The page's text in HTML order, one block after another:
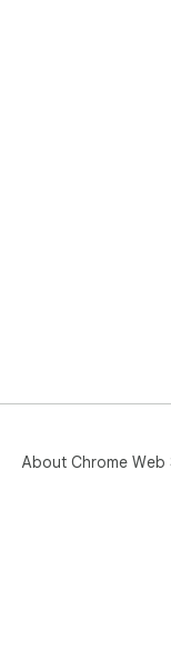
About Chrome Web